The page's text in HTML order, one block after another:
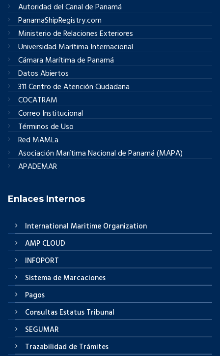
Autoridad del Canal de Panamá
PanamaShipRegistry.com
Ministerio de Relaciones Exteriores
Universidad Marítima Internacional
Cámara Marítima de Panamá
Datos Abiertos
311 Centro de Atención Ciudadana
COCATRAM
Correo Institucional
Términos de Uso
Red MAMLa
Asociación Marítima Nacional de Panamá (MAPA)
APADEMAR
Enlaces Internos
International Maritime Organization
AMP CLOUD
INFOPORT
Sistema de Marcaciones
Pagos
Consultas Estatus Tribunal
SEGUMAR
Trazabilidad de Trámites